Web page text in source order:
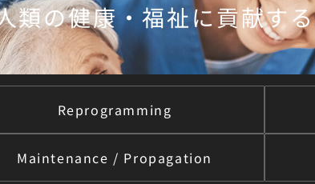
類の健康・福祉に貢献す
Reprogramming
Maintenance / Propagation